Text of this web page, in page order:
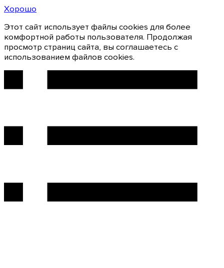
Хорошо
Этот сайт использует файлы cookies для более
комфортной работы пользователя. Продолжая
просмотр страниц сайта, вы соглашаетесь с
использованием файлов cookies.